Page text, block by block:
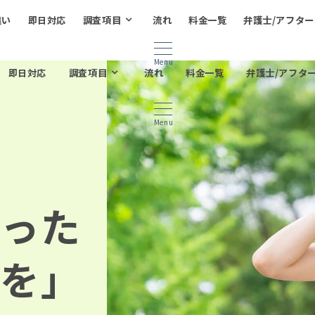
即日対応 調査項目 流れ 料金一覧 弁護士/アフタ
Menu
即日対応 調査項目 流れ 料金一覧 弁護士/アフタ
Menu
た
」